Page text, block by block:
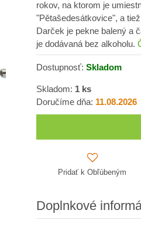
rokov, na ktorom je
"Pětašedesátkovice", a
Darček je pekne balený a
je dodávaná bez alkoholu.
Dostupnosť: Skladom
Skladom: 1 ks
Doručíme dňa: 11.08.2026
Pridať k Obľúbeným
Doplnkové